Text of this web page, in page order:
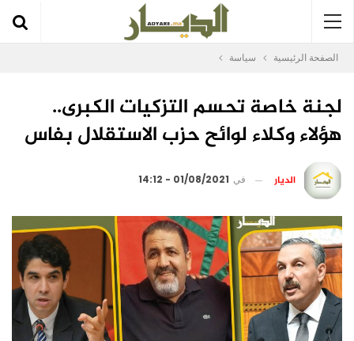
الصفحة الرئيسية سياسة
لجنة خاصة تحسم التزكيات الكبرى..
هؤلاء وكلاء لوائح حزب الاستقلال بفاس
الديار في 01/08/2021 - 14:12